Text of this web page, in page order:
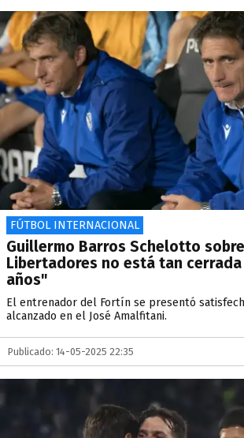
FÚTBOL INTERNACIONAL
Guillermo Barros Schelotto
Libertadores no está tan
años"
El entrenador del Fortín se presentó
alcanzado en el José Amalfitani.
Publicado: 14-05-2025 22:35